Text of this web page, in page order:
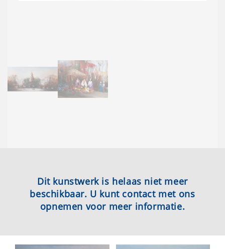
Dit kunstwerk is helaas niet meer
beschikbaar. U kunt contact met ons
opnemen voor meer informatie.